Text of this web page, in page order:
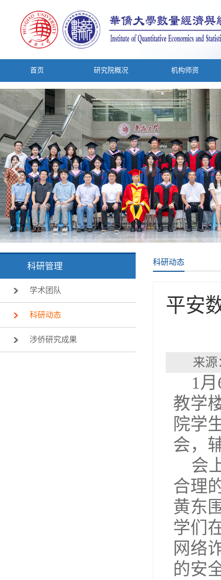
首页 研究院概况 机构师资
科研管理
学术团队
科研动态
涉侨研究成果
科研动态
平安
来
1
教学
院学
会，
会
合理
黄东
学们
网络
的安